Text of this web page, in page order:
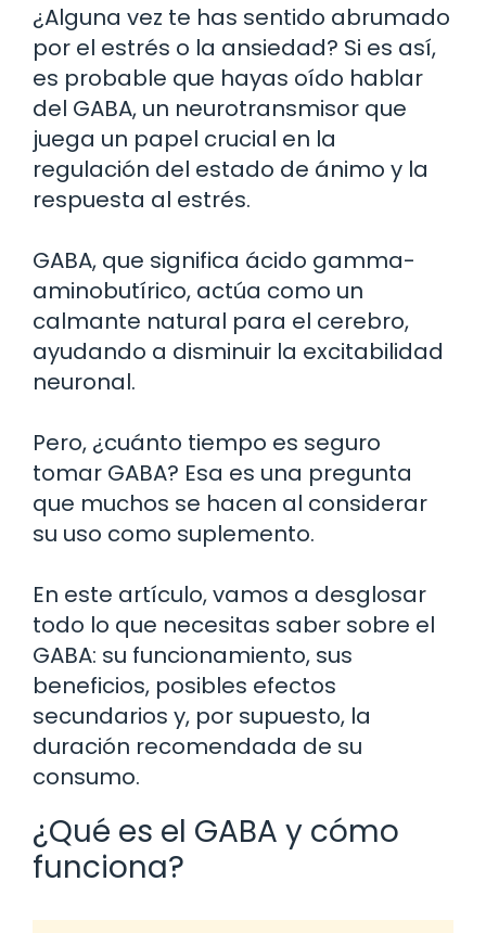
¿Alguna vez te has sentido abrumado
por el estrés o la ansiedad? Si es así,
es probable que hayas oído hablar
del GABA, un neurotransmisor que
juega un papel crucial en la
regulación del estado de ánimo y la
respuesta al estrés.
GABA, que significa ácido gamma-
aminobutírico, actúa como un
calmante natural para el cerebro,
ayudando a disminuir la excitabilidad
neuronal.
Pero, ¿cuánto tiempo es seguro
tomar GABA? Esa es una pregunta
que muchos se hacen al considerar
su uso como suplemento.
En este artículo, vamos a desglosar
todo lo que necesitas saber sobre el
GABA: su funcionamiento, sus
beneficios, posibles efectos
secundarios y, por supuesto, la
duración recomendada de su
consumo.
¿Qué es el GABA y cómo
funciona?